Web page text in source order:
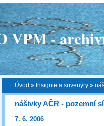
VPM -
Úvod » Insignie a suvenýry »
nášivky AČR - pozemní
7. 6. 2006